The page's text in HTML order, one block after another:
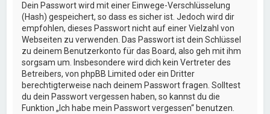
Dein Passwort wird mit einer Einwege-Verschlüsselung
(Hash) gespeichert, so dass es sicher ist. Jedoch wird dir
empfohlen, dieses Passwort nicht auf einer Vielzahl von
Webseiten zu verwenden. Das Passwort ist dein Schlüssel
zu deinem Benutzerkonto für das Board, also geh mit ihm
sorgsam um. Insbesondere wird dich kein Vertreter des
Betreibers, von phpBB Limited oder ein Dritter
berechtigterweise nach deinem Passwort fragen. Solltest
du dein Passwort vergessen haben, so kannst du die
Funktion „Ich habe mein Passwort vergessen“ benutzen.